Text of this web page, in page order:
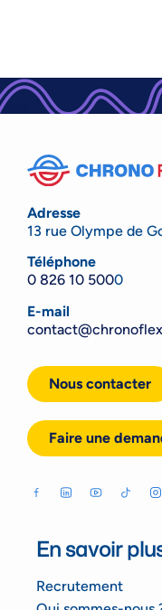
Adresse
13 rue Olympe de
Téléphone
0 826 10 5000
E-mail
Nous contacter
Faire une
En savoir
Recrutement